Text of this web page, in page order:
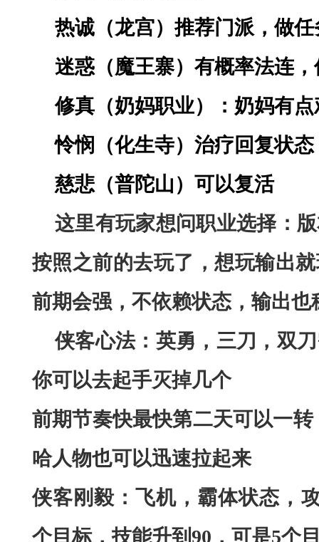
热诚（龙宫）推荐门派，做任
迷惑（魔王寨）有概率法连
修真（奶妈职业）：奶妈有
怜悯（化生寺）治疗回复状态
慈悲（普陀山）可以复活
这里有玩家想问职业选择：
按照之前的去玩了 ，想玩输出
前期会强，不依赖状态，输出
侠客心法：英勇，三刀，双
你可以去起手灭掉几个
前期节奏快最快第二天可以一
哈人物也可以迅速拉起来
侠客刚毅：飞机，霸体状态，
个目标，技能升到90，可是5个